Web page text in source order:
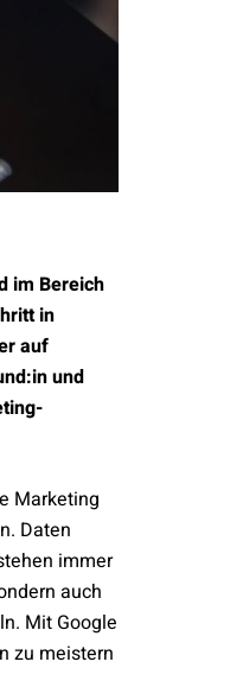
im Bereich
in
auf
und
Marketing
Daten
immer
auch
Mit Google
zu meistern